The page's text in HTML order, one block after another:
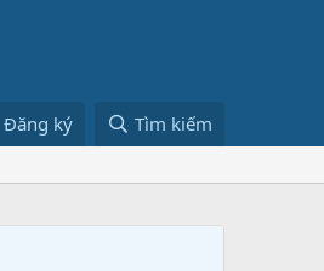
Đăng ký Tìm kiếm